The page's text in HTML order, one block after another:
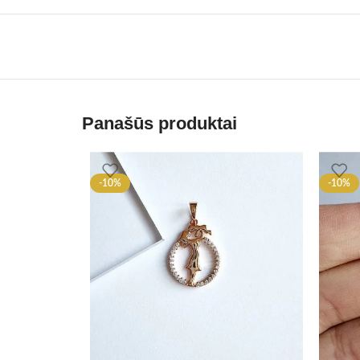
Panašūs produktai
-10% -10%